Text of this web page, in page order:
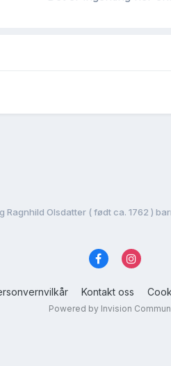
Kontakt oss
Powered by Invision